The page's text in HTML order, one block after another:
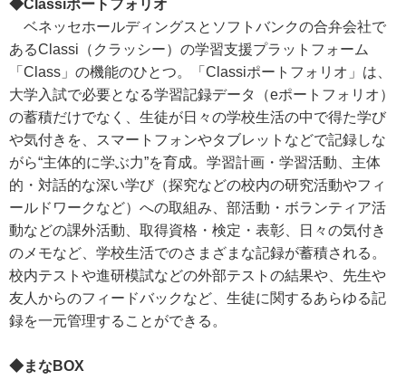
◆Classiポートフォリオ
ベネッセホールディングスとソフトバンクの合弁会社で
あるClassi（クラッシー）の学習支援プラットフォーム
「Class」の機能のひとつ。「Classiポートフォリオ」は、
大学入試で必要となる学習記録データ（eポートフォリオ）
の蓄積だけでなく、生徒が日々の学校生活の中で得た学び
や気付きを、スマートフォンやタブレットなどで記録しな
がら“主体的に学ぶ力”を育成。学習計画・学習活動、主体
的・対話的な深い学び（探究などの校内の研究活動やフィ
ールドワークなど）への取組み、部活動・ボランティア活
動などの課外活動、取得資格・検定・表彰、日々の気付き
のメモなど、学校生活でのさまざまな記録が蓄積される。
校内テストや進研模試などの外部テストの結果や、先生や
友人からのフィードバックなど、生徒に関するあらゆる記
録を一元管理することができる。
◆まなBOX